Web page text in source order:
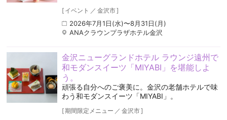
[ イベント ／ 金沢市]
2026年7月1日(水)〜8月31日(月)
ANAクラウンプラザホテル金沢
金沢ニューグランドホテル ラウンジ遠州で
和モダンスイーツ「MIYABI」を堪能しよ
う。
頑張る自分へのご褒美に。金沢の老舗ホテルで味
わう和モダンスイーツ「MIYABI」。
[期間限定メニュー ／ 金沢市]